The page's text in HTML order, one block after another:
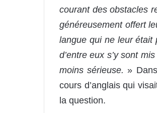
courant des obstacles
généreusement offert
langue qui ne leur était
d’entre eux s’y sont
moins sérieuse. »
cours d’anglais qui
la question.